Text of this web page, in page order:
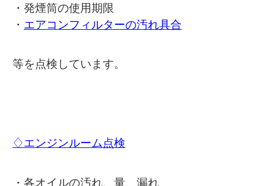
・発煙筒の使用期限
・ エアコンフィルターの汚れ具合
等を点検しています。
♢エンジンルーム点検
・各オイルの汚れ、量、漏れ